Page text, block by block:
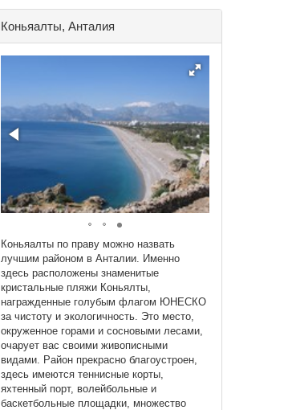
Коньяалты, Анталия
Коньяалты по праву можно назвать
лучшим районом в Анталии. Именно
здесь расположены знаменитые
кристальные пляжи Коньялты,
награжденные голубым флагом ЮНЕСКО
за чистоту и экологичность. Это место,
окруженное горами и сосновыми лесами,
очарует вас своими живописными
видами. Район прекрасно благоустроен,
здесь имеются теннисные корты,
яхтенный порт, волейбольные и
баскетбольные площадки, множество